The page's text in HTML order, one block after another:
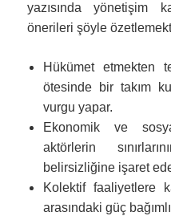
yazısında yönetişim
önerileri şöyle
Hükümet etmekten
ötesinde bir takım
vurgu yapar.
Ekonomik ve
aktörlerin
belirsizliğine işaret
Kolektif faaliyetlere
arasındaki güç